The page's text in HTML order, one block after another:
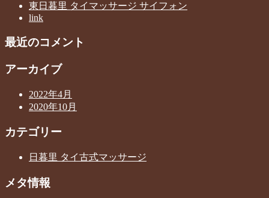
東日暮里 タイマッサージ サイフォン
link
最近のコメント
アーカイブ
2022年4月
2020年10月
カテゴリー
日暮里 タイ古式マッサージ
メタ情報